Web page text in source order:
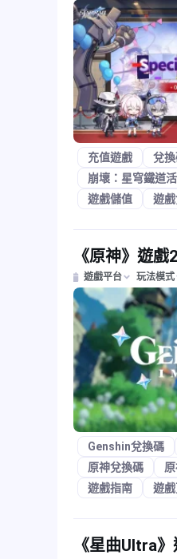
充值遊戲 兌
崩壞：星穹鐵道
遊戲儲值
遊
《原神》遊
遊戲平台 玩法模式
Genshin兌換碼
原神兌換碼
遊戲指南
遊
《星曲Ultra